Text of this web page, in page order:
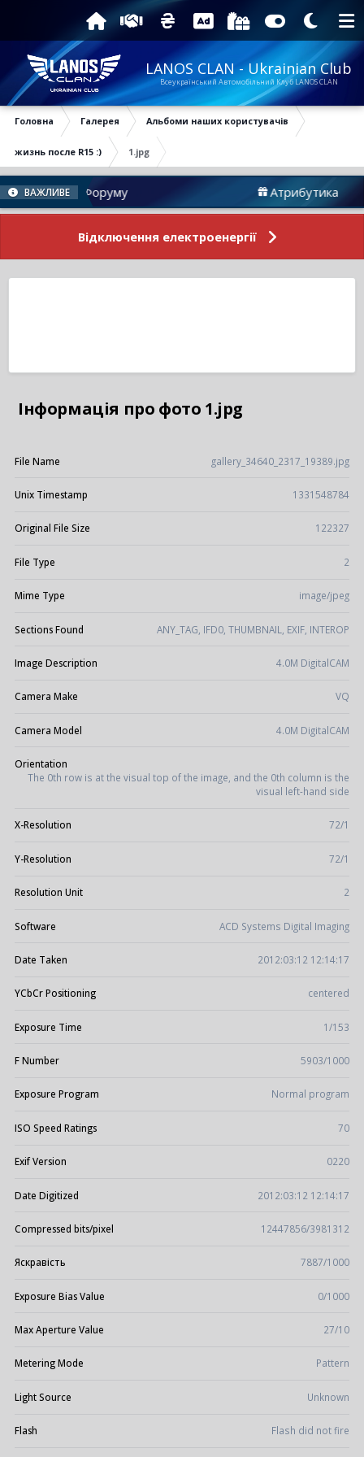
LANOS CLAN - Ukrainian Club
Всеукраїнський Автомобільний Клуб LANOS CLAN
Головна Галерея Альбоми наших користувачів
жизнь после R15 :) 1.jpg
ВАЖЛИВЕ
Новини Форуму Атрибутика
Відключення електроенергії
Інформація про фото 1.jpg
File Name gallery_34640_2317_19389.jpg
Unix Timestamp 1331548784
Original File Size 122327
File Type 2
Mime Type image/jpeg
Sections Found ANY_TAG, IFD0, THUMBNAIL, EXIF, INTEROP
Image Description 4.0M DigitalCAM
Camera Make VQ
Camera Model 4.0M DigitalCAM
Orientation
The 0th row is at the visual top of the image, and the 0th column is the
visual left-hand side
X-Resolution 72/1
Y-Resolution 72/1
Resolution Unit 2
Software ACD Systems Digital Imaging
Date Taken 2012:03:12 12:14:17
YCbCr Positioning centered
Exposure Time 1/153
F Number 5903/1000
Exposure Program Normal program
ISO Speed Ratings 70
Exif Version 0220
Date Digitized 2012:03:12 12:14:17
Compressed bits/pixel 12447856/3981312
Яскравість 7887/1000
Exposure Bias Value 0/1000
Max Aperture Value 27/10
Metering Mode Pattern
Light Source Unknown
Flash Flash did not fire